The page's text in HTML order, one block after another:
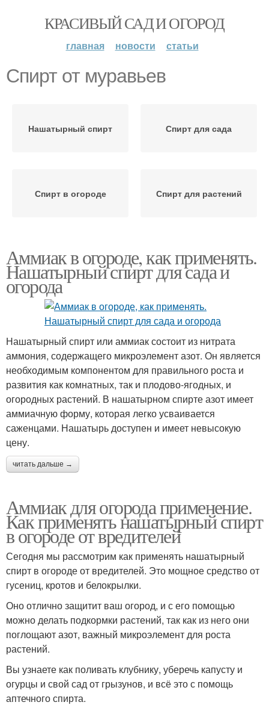
КРАСИВЫЙ САД И ОГОРОД
главная новости статьи
Спирт от муравьев
Нашатырный спирт Спирт для сада
Спирт в огороде Спирт для растений
Аммиак в огороде, как применять.
Нашатырный спирт для сада и
огорода
Нашатырный спирт или аммиак состоит из нитрата
аммония, содержащего микроэлемент азот. Он является
необходимым компонентом для правильного роста и
развития как комнатных, так и плодово-ягодных, и
огородных растений. В нашатырном спирте азот имеет
аммиачную форму, которая легко усваивается
саженцами. Нашатырь доступен и имеет невысокую
цену.
читать дальше →
Аммиак для огорода применение.
Как применять нашатырный спирт
в огороде от вредителей
Сегодня мы рассмотрим как применять нашатырный
спирт в огороде от вредителей. Это мощное средство от
гусениц, кротов и белокрылки.
Оно отлично защитит ваш огород, и с его помощью
можно делать подкормки растений, так как из него они
поглощают азот, важный микроэлемент для роста
растений.
Вы узнаете как поливать клубнику, уберечь капусту и
огурцы и свой сад от грызунов, и всё это с помощь
аптечного спирта.